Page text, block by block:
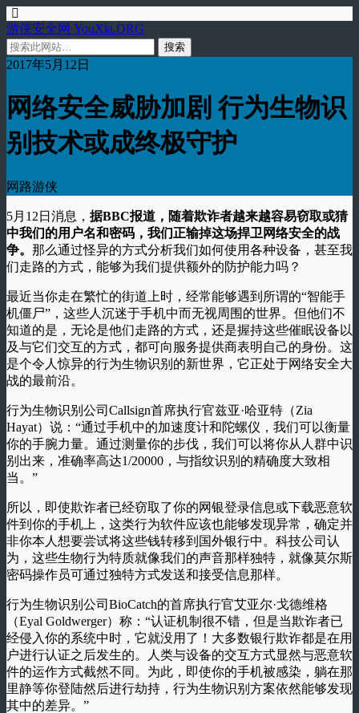
游侠安全网 YouXia.ORG
2017年5月12日
网络安全威胁加剧 行为生物识
别技术或成终极守护
网路游侠
5月12日消息， 据BBC报道，随着欺诈者越来越容易窃取或猜
中我们的用户名和密码，我们正输掉这场捍卫网络安全的战
争。 那么通过怪异的方式分析我们如何使用各种设备，甚至我
们走路的方式，能够为我们提供额外的防护能力吗？
最近当你走在繁忙的街道上时，经常能够遇到所谓的“智能手
机僵尸”，这些人沉迷于手机中而无视周围的世界。但他们不
知道的是，无论是他们走路的方式，还是握持这些催眠设备以
及与它们交互的方式，都可向服务提供商表明自己的身份。这
是个令人惊异的行为生物识别的新世界，它正处于网络安全大
战的最前沿。
行为生物识别公司Callsign首席执行官兹亚·哈亚特（Zia
Hayat）说：“通过手机中的加速度计和陀螺仪，我们可以衡量
你的手腕力量。通过测量你的步伐，我们可以将你从人群中识
别出来，准确率高达1/20000，与指纹识别的精确度大致相
当。”
所以，即使欺诈者已经窃取了你的网银登录信息或下载恶意软
件到你的手机上，这类行为软件应该也能够发现异常，确定并
非你本人想要尝试将这些钱转移到国外银行中。科技公司认
为，这些生物行为特质就像我们的声音那样独特，就像莫尔斯
密码操作员可通过独特方式发送和接受信息那样。
行为生物识别公司BioCatch的首席执行官艾亚尔·戈德维格
（Eyal Goldwerger）称：“认证机制很不错，但是当欺诈者已
经侵入你的系统中时，它就没用了！大多数银行欺诈都是在用
户进行认证之后发生的。人类与设备的交互方式显然与恶意软
件的运作方式截然不同。为此，即使你的手机被感染，躺在那
里静等你登陆然后进行劫持，行为生物识别方案依然能够发现
其中的差异。”